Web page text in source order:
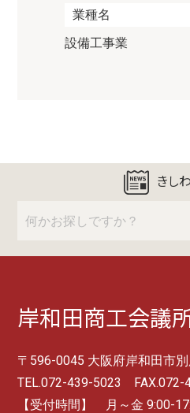
業種名
設備工事業
きし
岸和田商工会議
〒596-0045 大阪府岸和田市
TEL.072-439-5023 FAX.072-
【受付時間】 月～金 9:00-